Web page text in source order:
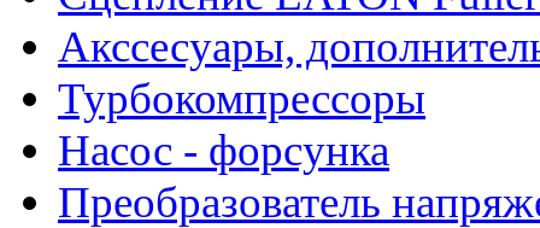
Акссесуары,
Турбокомпрессоры
Насос - форсунка
Преобразователь